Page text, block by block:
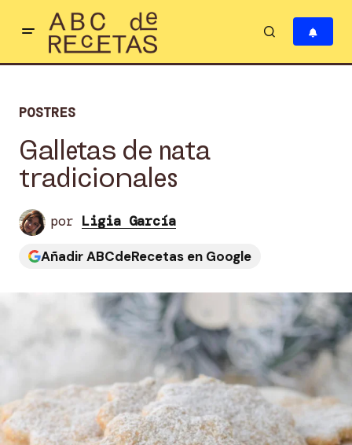
POSTRES
Galletas de nata
tradicionales
por Ligia García
Añadir ABCdeRecetas en Google